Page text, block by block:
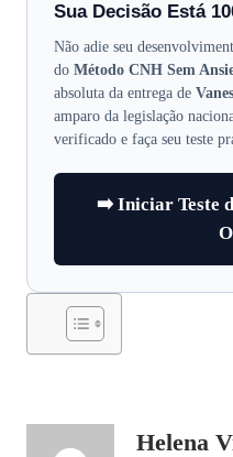
Sua Decisão Está
Não adie seu
do Método CNH Sem
absoluta da entrega de
amparo da legislação
verificado e faça seu teste
➡️ Iniciar Teste
Helena